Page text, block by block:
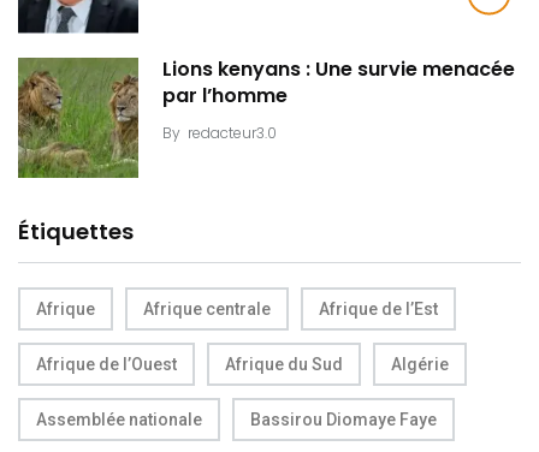
Lions kenyans : Une survie menacée
par l’homme
By redacteur3.0
Étiquettes
Afrique Afrique centrale Afrique de l’Est
Afrique de l’Ouest Afrique du Sud Algérie
Assemblée nationale Bassirou Diomaye Faye